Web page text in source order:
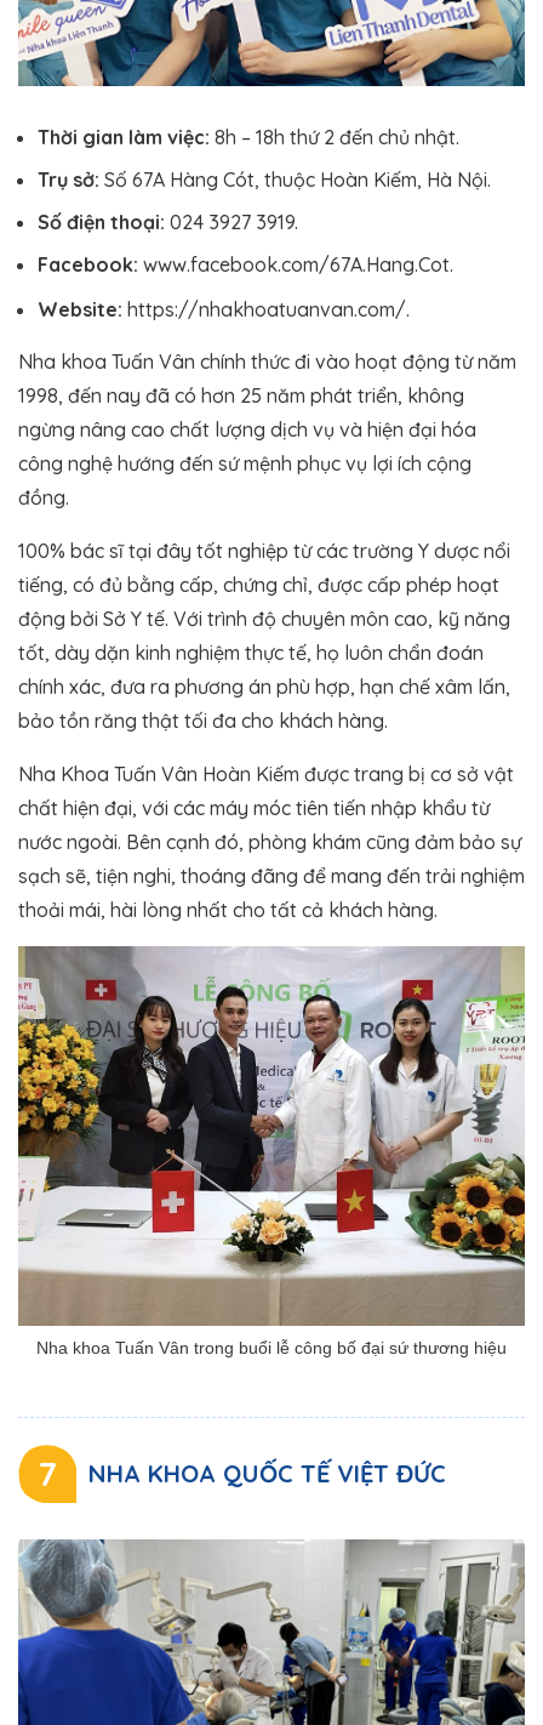
Thời gian làm việc: 8h – 18h thứ 2 đến chủ nhật.
Trụ sở: Số 67A Hàng Cót, thuộc Hoàn Kiếm, Hà Nội.
Số điện thoại: 024 3927 3919.
Facebook: www.facebook.com/67A.Hang.Cot.
Website: https://nhakhoatuanvan.com/.
Nha khoa Tuấn Vân chính thức đi vào hoạt động từ năm
1998, đến nay đã có hơn 25 năm phát triển, không
ngừng nâng cao chất lượng dịch vụ và hiện đại hóa
công nghệ hướng đến sứ mệnh phục vụ lợi ích cộng
đồng.
100% bác sĩ tại đây tốt nghiệp từ các trường Y dược nổi
tiếng, có đủ bằng cấp, chứng chỉ, được cấp phép hoạt
động bởi Sở Y tế. Với trình độ chuyên môn cao, kỹ năng
tốt, dày dặn kinh nghiệm thực tế, họ luôn chẩn đoán
chính xác, đưa ra phương án phù hợp, hạn chế xâm lấn,
bảo tồn răng thật tối đa cho khách hàng.
Nha Khoa Tuấn Vân Hoàn Kiếm được trang bị cơ sở vật
chất hiện đại, với các máy móc tiên tiến nhập khẩu từ
nước ngoài. Bên cạnh đó, phòng khám cũng đảm bảo sự
sạch sẽ, tiện nghi, thoáng đãng để mang đến trải nghiệm
thoải mái, hài lòng nhất cho tất cả khách hàng.
Nha khoa Tuấn Vân trong buổi lễ công bố đại sứ thương hiệu
7 NHA KHOA QUỐC TẾ VIỆT ĐỨC